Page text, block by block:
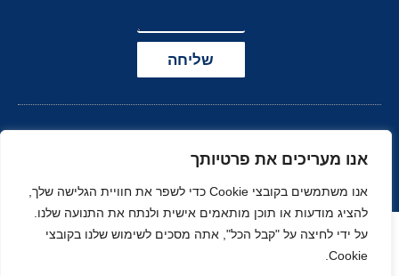
אנו מעריכים את פרטיותך
אנו משתמשים בקובצי Cookie כדי לשפר את חוויית הגלישה שלך,
להציג מודעות או תוכן מותאמים אישית ולנתח את התנועה שלנו.
על ידי לחיצה על "קבל הכל", אתה מסכים לשימוש שלנו בקובצי
Cookie.
שליחה
הצהרת נגישות